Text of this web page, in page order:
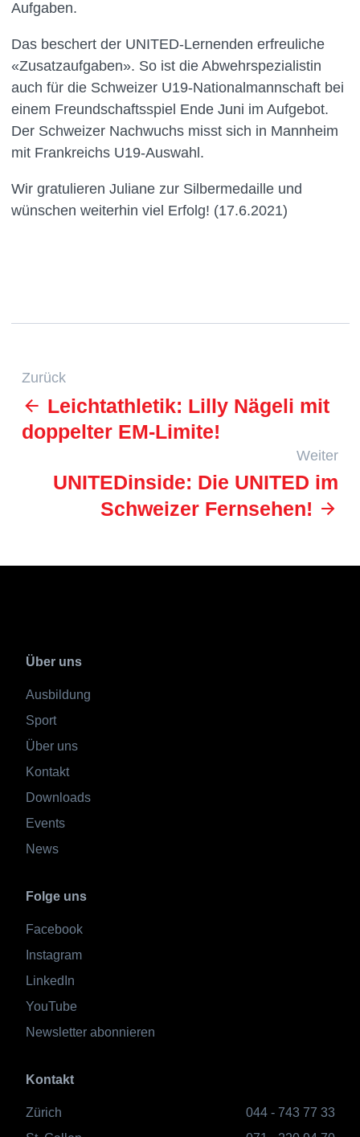
Aufgaben.
Das beschert der UNITED-Lernenden erfreuliche
«Zusatzaufgaben». So ist die Abwehrspezialistin
auch für die Schweizer U19-Nationalmannschaft bei
einem Freundschaftsspiel Ende Juni im Aufgebot.
Der Schweizer Nachwuchs misst sich in Mannheim
mit Frankreichs U19-Auswahl.
Wir gratulieren Juliane zur Silbermedaille und
wünschen weiterhin viel Erfolg! (17.6.2021)
Zurück
Leichtathletik: Lilly Nägeli mit
doppelter EM-Limite!
Weiter
UNITEDinside: Die UNITED im
Schweizer Fernsehen!
Über uns
Ausbildung
Sport
Über uns
Kontakt
Downloads
Events
News
Folge uns
Facebook
Instagram
LinkedIn
YouTube
Newsletter abonnieren
Kontakt
Zürich
044 - 743 77 33